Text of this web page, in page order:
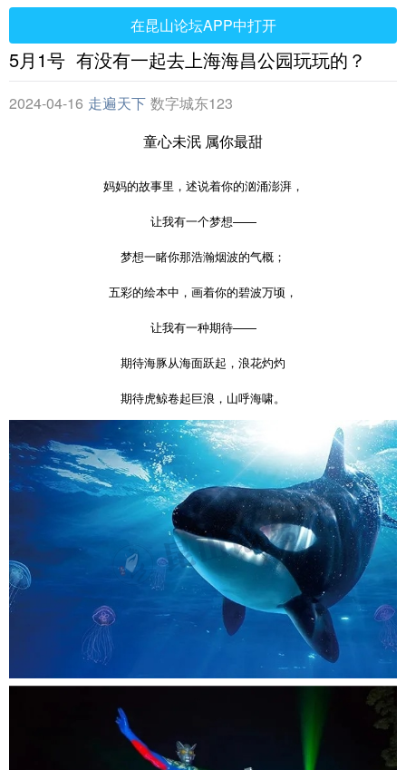
在昆山论坛APP中打开
5月1号 有没有一起去上海海昌公园玩玩的？
2024-04-16 走遍天下 数字城东123
童心未泯 属你最甜
妈妈的故事里，述说着你的汹涌澎湃，
让我有一个梦想——
梦想一睹你那浩瀚烟波的气概；
五彩的绘本中，画着你的碧波万顷，
让我有一种期待——
期待海豚从海面跃起，浪花灼灼
期待虎鲸卷起巨浪，山呼海啸。